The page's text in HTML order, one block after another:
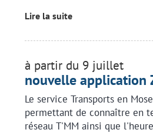
Lire la suite
à partir du 9 juillet
nouvelle application
Le service Transports en
permettant de connaître en
réseau T'MM ainsi que